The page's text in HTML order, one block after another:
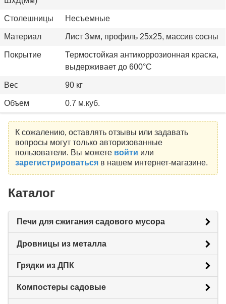
Столешницы Несъемные
Материал Лист 3мм, профиль 25х25, массив сосны
Покрытие
Термостойкая антикоррозионная краска,
выдерживает до 600°С
Вес 90 кг
Объем 0.7 м.куб.
К сожалению, оставлять отзывы или задавать
вопросы могут только авторизованные
пользователи. Вы можете войти или
зарегистрироватьсяв нашем интернет-магазине.
Каталог
Печи для сжигания садового мусора
Дровницы из металла
Грядки из ДПК
Компостеры садовые